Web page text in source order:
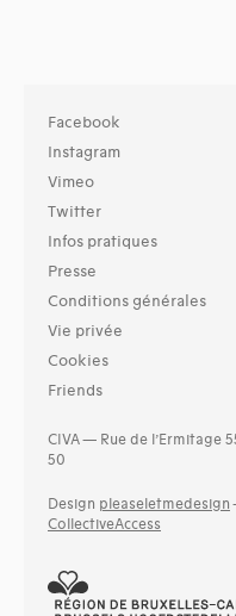
Facebook
Instagram
Vimeo
Twitter
Infos pratiques
Presse
Conditions générales
Vie privée
Cookies
Friends
CIVA — Rue de l’Ermitage
50
Design pleaseletmedesign
CollectiveAccess